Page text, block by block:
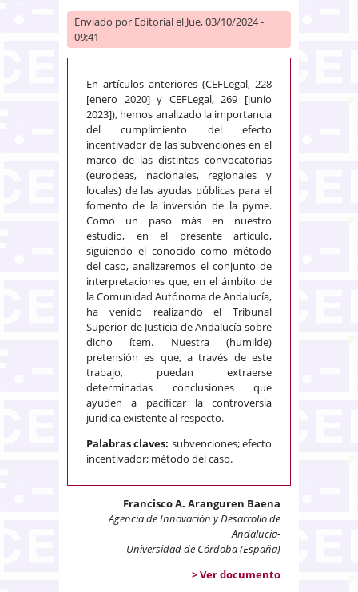
Enviado por Editorialel Jue, 03/10/2024 -
09:41
En artículos anteriores (CEFLegal, 228
[enero 2020] y CEFLegal, 269 [junio
2023]), hemos analizado la importancia
del cumplimiento del efecto
incentivador de las subvenciones en el
marco de las distintas convocatorias
(europeas, nacionales, regionales y
locales) de las ayudas públicas para el
fomento de la inversión de la pyme.
Como un paso más en nuestro
estudio, en el presente artículo,
siguiendo el conocido como método
del caso, analizaremos el conjunto de
interpretaciones que, en el ámbito de
la Comunidad Autónoma de Andalucía,
ha venido realizando el Tribunal
Superior de Justicia de Andalucía sobre
dicho ítem. Nuestra (humilde)
pretensión es que, a través de este
trabajo, puedan extraerse
determinadas conclusiones que
ayuden a pacificar la controversia
jurídica existente al respecto.
Palabras claves: subvenciones; efecto
incentivador; método del caso.
Francisco A. Aranguren Baena
Agencia de Innovación y Desarrollo de
Andalucía-
Universidad de Córdoba (España)
> Ver documento